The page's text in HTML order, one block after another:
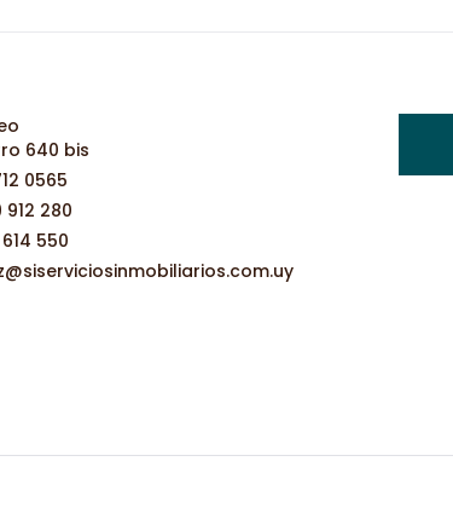
640 bis
0565
280
550